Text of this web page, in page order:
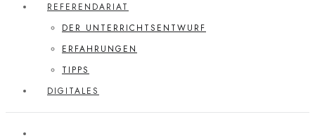
REFERENDARIAT
DER UNTERRICHTSENTWURF
ERFAHRUNGEN
TIPPS
DIGITALES